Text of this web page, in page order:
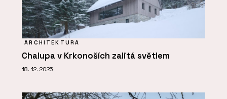
ARCHITEKTURA
Chalupa v Krkonoších zalitá světlem
18. 12. 2025